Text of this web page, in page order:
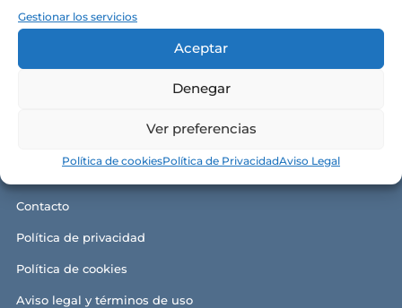
Gestionar los servicios
Aceptar
Denegar
Ver preferencias
Política de cookiesPolítica de PrivacidadAviso Legal
Contacto
Política de privacidad
Política de cookies
Aviso legal y términos de uso